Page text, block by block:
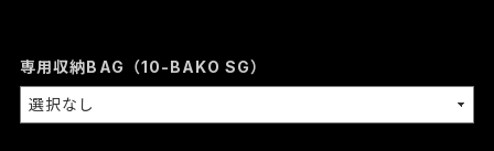
専用収納BAG（10-BAKO SG）